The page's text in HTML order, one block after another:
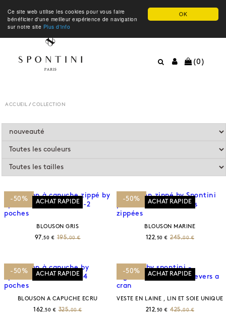
OK
Ce site web utilise les cookies pour vous faire
bénéficier d'une meilleur expérience de navigation
sur notre site Plus d'info
(0)
ACCUEIL / COLLECTION
-50% ACHAT RAPIDE
BLOUSON GRIS
97 ,50 € 195,00 €
-50% ACHAT RAPIDE
BLOUSON MARINE
122,50 € 245,00 €
-50% ACHAT RAPIDE
BLOUSON A CAPUCHE ECRU
162 ,50 € 325,00 €
-50% ACHAT RAPIDE
VESTE EN LAINE , LIN ET SOIE UNIQUE
212,50 € 425,00 €